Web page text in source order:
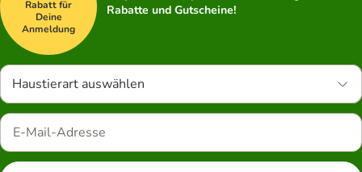
Rabatt für
Deine
Anmeldung
Rabatte und Gutscheine!
Haustierart auswählen